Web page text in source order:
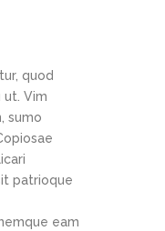
quod
Vim
sumo
patrioque
eam